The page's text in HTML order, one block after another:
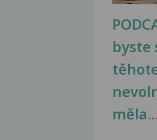
byste
měla...